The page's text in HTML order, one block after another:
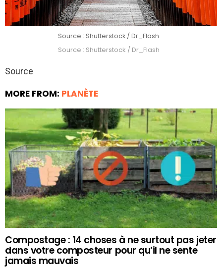
Source : Shutterstock / Dr_Flash
Source : Shutterstock / Dr_Flash
Source
MORE FROM: PLANÈTE
Compostage : 14 choses à ne surtout pas jeter
dans votre composteur pour qu’il ne sente
jamais mauvais